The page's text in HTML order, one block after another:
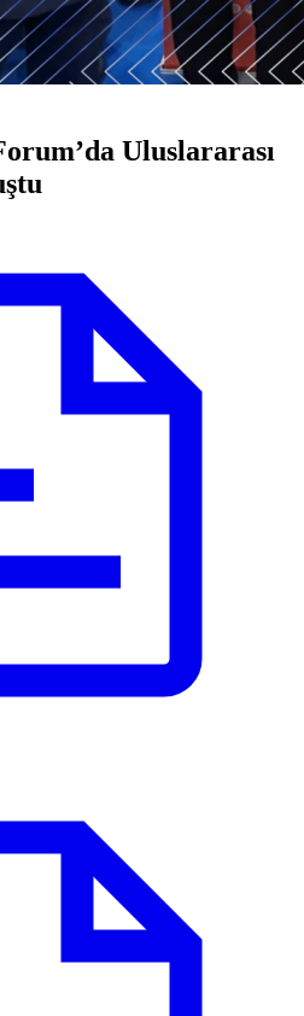
Uluslararası